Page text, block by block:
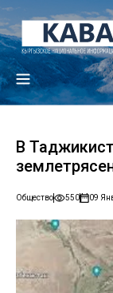
В
Общество 550 09